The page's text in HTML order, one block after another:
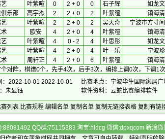
叶紫暄 0 2 + 0 0 石子辉 如龙
乐部 高宇杰 2 2 + 0 2 叶紫暄 镇海
叶紫暄 2 2 + 0 2 吴天奇 宁波市方寸
欧安 4 2 + 0 4 叶紫暄 镇海
叶紫暄 4 0 - 2 4 叶思彤 如龙
叶紫暄 4 2 + 0 4 叶一乐 宁波
周轩正 4 2 + 0 6 叶紫暄 镇海
对阵，棋谱0个，先手4次，后手3次，编排上调0次，下调1
：2022-10-01 2022-10-01 比赛地点：宁波华生国际家居
朱显钰 软件资料：云蛇比赛编排软件
赛列表 比赛规程 编辑名单 复制名单 复制无链接表格 复制有链
QQ群:75115383 淘宝:hldcg 微信:dpxqcom 新浪